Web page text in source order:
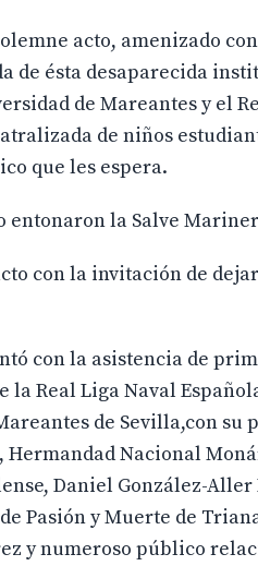
acto, amenizado
de ésta desaparecida
de Mareantes y el
de niños
que les espera.
entonaron la Salve
con la invitación de
con la asistencia de
la Real Liga Naval
de Sevilla,con su
Nacional
Daniel González-
Pasión y Muerte de
y numeroso público